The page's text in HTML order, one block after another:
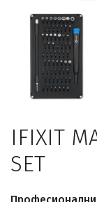
IFIXIT
SET